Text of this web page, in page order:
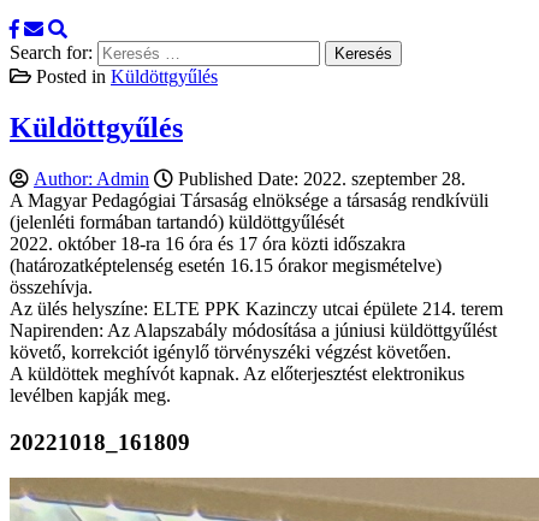
Search for:
Posted in Küldöttgyűlés
Küldöttgyűlés
Author: Admin Published Date: 2022. szeptember 28.
A Magyar Pedagógiai Társaság elnöksége a társaság rendkívüli
(jelenléti formában tartandó) küldöttgyűlését
2022. október 18-ra 16 óra és 17 óra közti időszakra
(határozatképtelenség esetén 16.15 órakor megismételve)
összehívja.
Az ülés helyszíne: ELTE PPK Kazinczy utcai épülete 214. terem
Napirenden: Az Alapszabály módosítása a júniusi küldöttgyűlést
követő, korrekciót igénylő törvényszéki végzést követően.
A küldöttek meghívót kapnak. Az előterjesztést elektronikus
levélben kapják meg.
20221018_161809